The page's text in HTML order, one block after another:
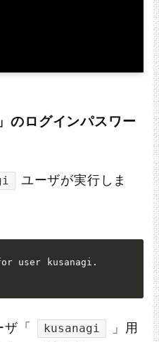
」のログインパスワー
ユーザが実行しま
user kusanagi.
「 kusanagi
」用